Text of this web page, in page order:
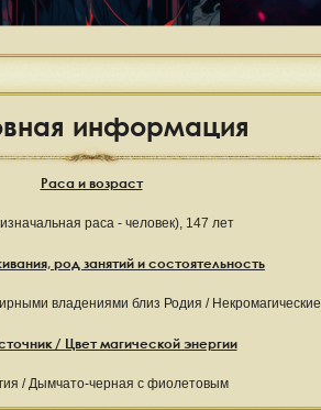
информация
Раса и возраст
раса - человек), 147 лет
род занятий и состоятельность
владениями близ Родия / Некромагические
/ Цвет магической энергии
/ Дымчато-черная с фиолетовым